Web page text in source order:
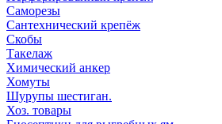
Саморезы
Сантехнический крепёж
Скобы
Такелаж
Химический анкер
Хомуты
Шурупы шестиган.
Хоз. товары